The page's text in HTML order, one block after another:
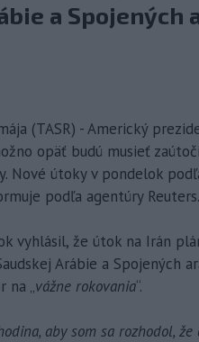
a
(TASR) - Americký
opäť budú musieť
Nové útoky v pondelok
podľa agentúry Reuters.
vyhlásil, že útok na Irán
Arábie a Spojených
na „vážne rokovania“.
aby som sa rozhodol,